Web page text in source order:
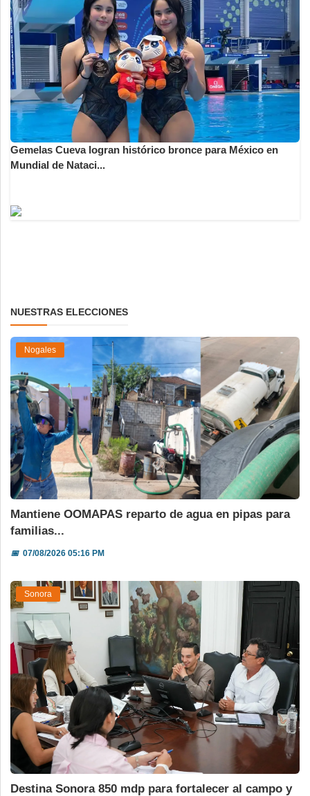
Gemelas Cueva logran histórico bronce para México en
Mundial de Nataci...
NUESTRAS ELECCIONES
Nogales
Mantiene OOMAPAS reparto de agua en pipas para
familias...
📅07/08/2026 05:16 PM
Sonora
Destina Sonora 850 mdp para fortalecer al campo y